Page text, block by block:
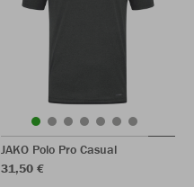
JAKO Polo Pro Casual
31,50 €